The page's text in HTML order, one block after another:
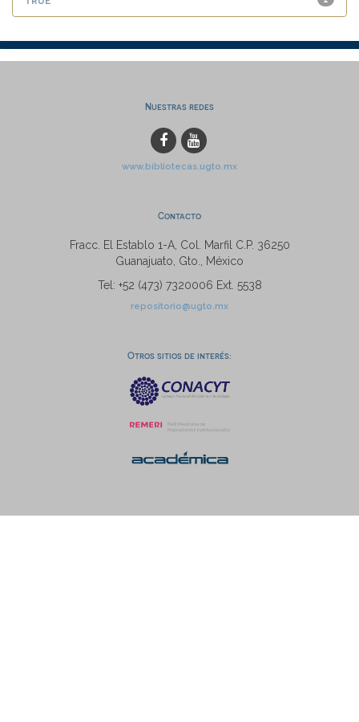
Nuestras redes
www.bibliotecas.ugto.mx
Contacto
Fracc. El Establo 1-A, Col. Marfil C.P. 36250
Guanajuato, Gto., México
Tel: +52 (473) 7320006 Ext. 5538
repositorio@ugto.mx
Otros sitios de interés: